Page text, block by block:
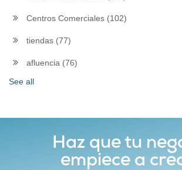
Centros Comerciales (102)
tiendas (77)
afluencia (76)
See all
Haz que tu
empiece a